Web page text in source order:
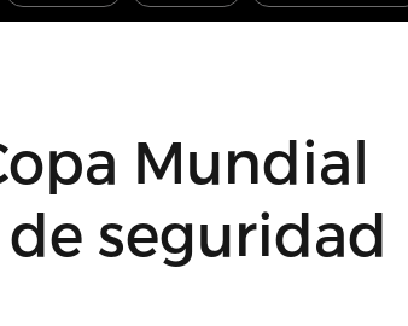
Mundial
seguridad